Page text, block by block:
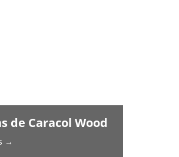
de Caracol Wood
→